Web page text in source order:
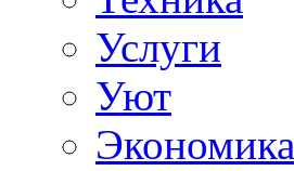
Услуги
Уют
Экономика